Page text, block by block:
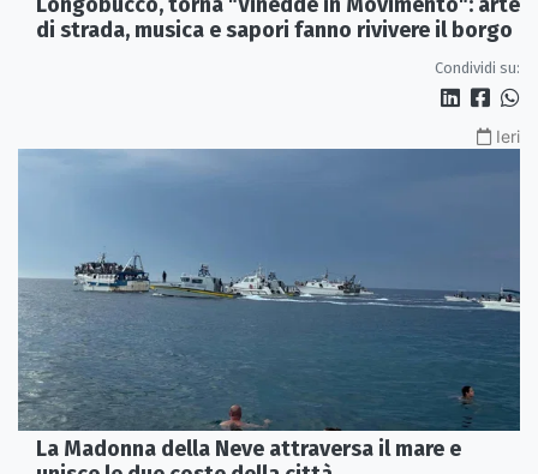
di strada, musica e sapori fanno rivivere il borgo
Condividi su:
Ieri
La Madonna della Neve attraversa il mare e